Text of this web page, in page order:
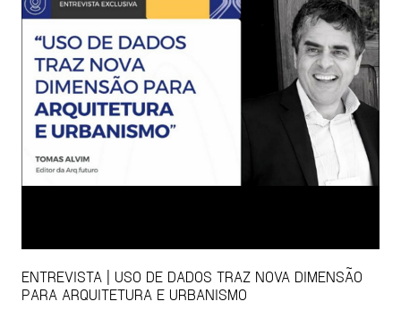
ENTREVISTA | USO DE DADOS TRAZ NOVA DIMENSÃO
PARA ARQUITETURA E URBANISMO